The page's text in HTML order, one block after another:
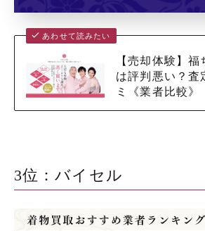
あわせて読みたい
【売却体験】
は評判悪い？査
ミ《業者比較》
3位：バイセル